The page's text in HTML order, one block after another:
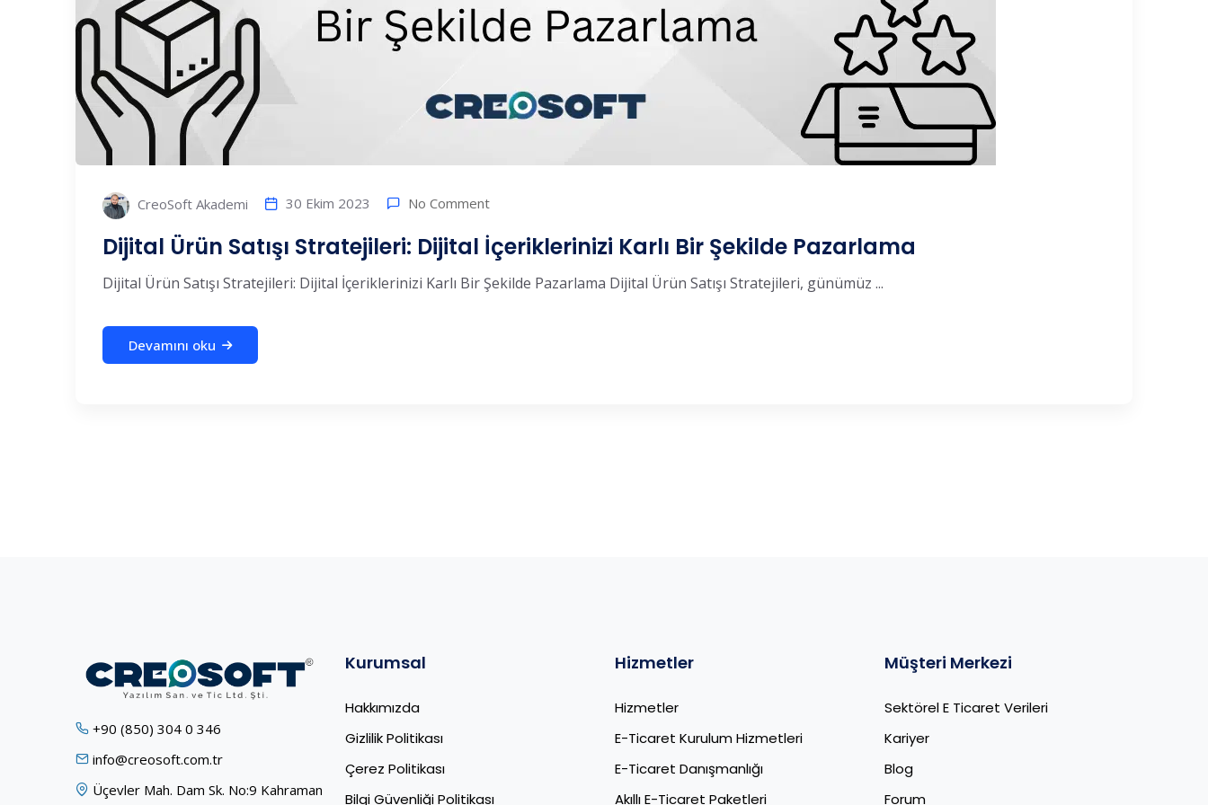
CreoSoft Akademi 30 Ekim 2023 No Comment
Dijital Ürün Satışı Stratejileri: Dijital İçeriklerinizi Karlı Bir Şekilde Pazarlama
Dijital Ürün Satışı Stratejileri: Dijital İçeriklerinizi Karlı Bir Şekilde Pazarlama Dijital Ürün Satışı Stratejileri, günümüz ...
Devamını oku
+90 (850) 304 0 346
info@creosoft.com.tr
Üçevler Mah. Dam Sk. No:9 Kahraman
Kurumsal
Hakkımızda
Gizlilik Politikası
Çerez Politikası
Bilgi Güvenliği Politikası
Hizmetler
Hizmetler
E-Ticaret Kurulum Hizmetleri
E-Ticaret Danışmanlığı
Akıllı E-Ticaret Paketleri
Müşteri Merkezi
Sektörel E Ticaret Verileri
Kariyer
Blog
Forum